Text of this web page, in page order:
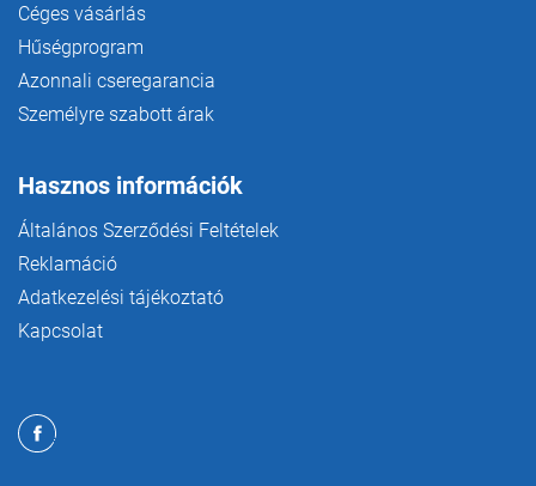
Céges vásárlás
Hűségprogram
Azonnali cseregarancia
Személyre szabott árak
Hasznos információk
Általános Szerződési Feltételek
Reklamáció
Adatkezelési tájékoztató
Kapcsolat